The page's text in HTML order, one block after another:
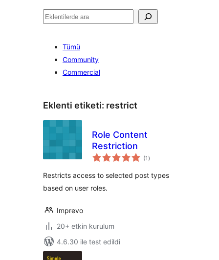
Ara
Tümü
Community
Commercial
Eklenti etiketi: restrict
Role Content
Restriction
(1 toplam
puan
)
Restricts access to selected post types
based on user roles.
Imprevo
20+ etkin kurulum
4.6.30 ile test edildi